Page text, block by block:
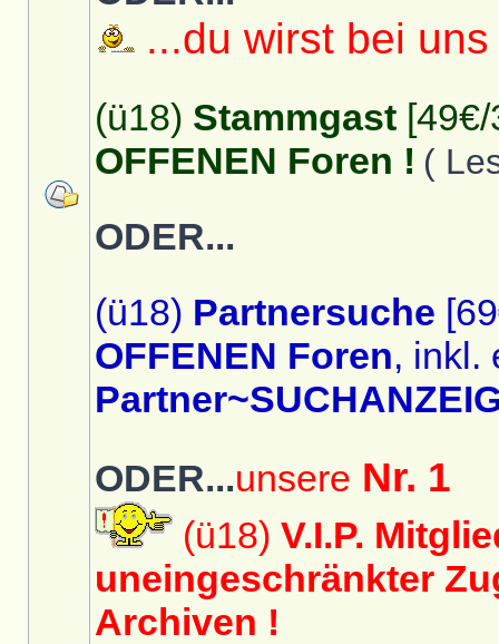
...du wirst bei
(ü18) Stammgast
OFFENEN Foren ! (
ODER...
(ü18) Partnersuche
OFFENEN Foren, inkl.
ODER...unsere Nr. 1
(ü18) V.I.P.
uneingeschränkter
Archiven !